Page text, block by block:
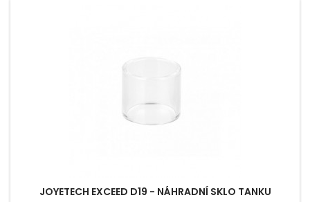
JOYETECH EXCEED D19 - NÁHRADNÍ SKLO TANKU